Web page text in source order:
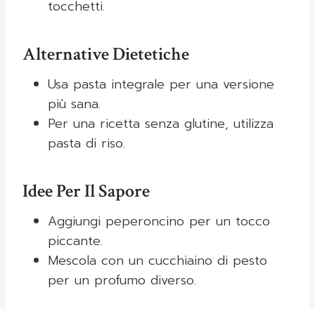
tocchetti.
Alternative Dietetiche
Usa pasta integrale per una versione
più sana.
Per una ricetta senza glutine, utilizza
pasta di riso.
Idee Per Il Sapore
Aggiungi peperoncino per un tocco
piccante.
Mescola con un cucchiaino di pesto
per un profumo diverso.